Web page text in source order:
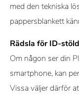
med den tekniska
pappersblankett
Rädsla för ID-stöld
Om någon ser din
smartphone, kan
Vissa väljer därför